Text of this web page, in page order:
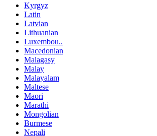
Kyrgyz
Latin
Latvian
Lithuanian
Luxembou..
Macedonian
Malagasy
Malay
Malayalam
Maltese
Maori
Marathi
Mongolian
Burmese
Nepali